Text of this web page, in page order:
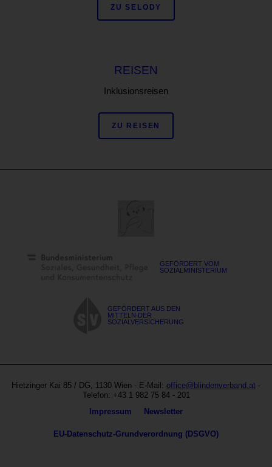
ZU SELODY
REISEN
Inklusionsreisen
ZU REISEN
GEFÖRDERT VOM
SOZIALMINISTERIUM
GEFÖRDERT AUS DEN
MITTELN DER
SOZIALVERSICHERUNG
und
Sehbehindertenverband
Hietzinger Kai 85 / DG, 1130 Wien Austria
- E-Mail: office@blindenverband.at -
Telefon: +43 1 982 75 84 - 201
Impressum Newsletter
EU-Datenschutz-Grundverordnung (DSGVO)